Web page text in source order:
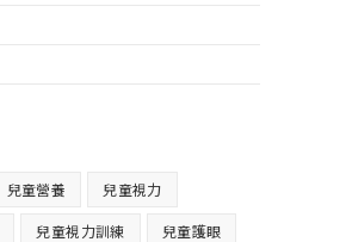
兒童營養 兒童視力
兒童視力訓練 兒童護眼